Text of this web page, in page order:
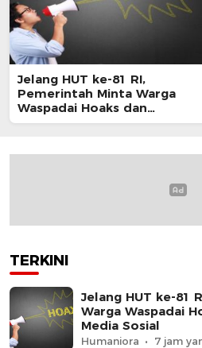
Jelang HUT ke-81 RI,
Pemerintah Minta Warga
Waspadai Hoaks dan
Provokasi di Media Sosial
TERKINI
Jelang HUT ke-81
Warga Waspadai
Media Sosial
Humaniora 7 jam